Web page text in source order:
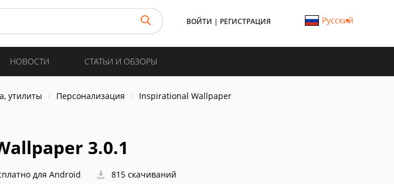
ВОЙТИ | РЕГИСТРАЦИЯ Русский
НОВОСТИ СТАТЬИ И ОБЗОРЫ
утилиты Персонализация Inspirational Wallpaper
3.0.1
для Android 815 скачиваний